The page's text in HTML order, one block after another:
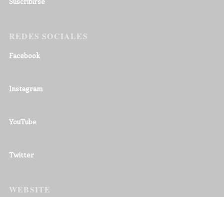
REDES SOCIALES
Facebook
Instagram
YouTube
Twitter
WEBSITE